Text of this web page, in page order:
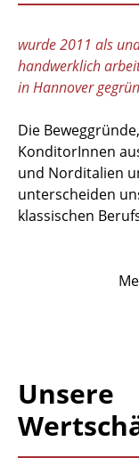
wurde 2011 als
handwerklich
in Hannover
Die
KonditorInnen
und Norditalien
unterscheiden
klassischen
Unsere